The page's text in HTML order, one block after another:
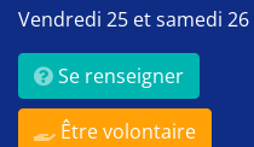
Vendredi 25 et samedi
Se renseigner
Être volontaire